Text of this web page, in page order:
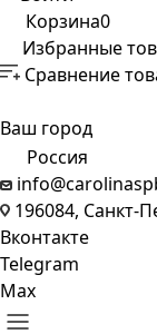
Корзина0
Избранные
Сравнение
Ваш город
Россия
196084, Санкт-
Вконтакте
Telegram
Max